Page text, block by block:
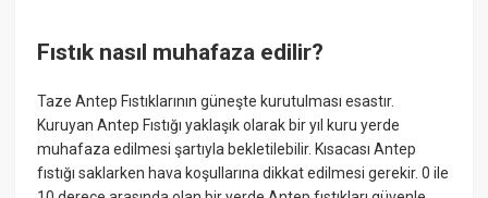
Fıstık nasıl muhafaza edilir?
Taze Antep Fıstıklarının güneşte kurutulması esastır.
Kuruyan Antep Fıstığı yaklaşık olarak bir yıl kuru yerde
muhafaza edilmesi şartıyla bekletilebilir. Kısacası Antep
fıstığı saklarken hava koşullarına dikkat edilmesi gerekir. 0 ile